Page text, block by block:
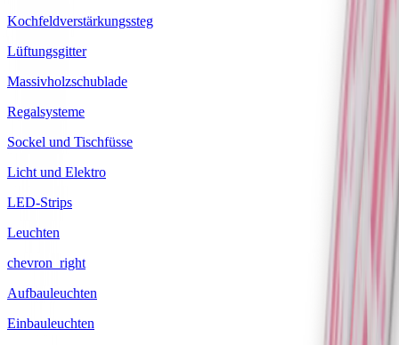
Kochfeldverstärkungssteg
Lüftungsgitter
Massivholzschublade
Regalsysteme
Sockel und Tischfüsse
Licht und Elektro
LED-Strips
Leuchten
chevron_right
Aufbauleuchten
Einbauleuchten